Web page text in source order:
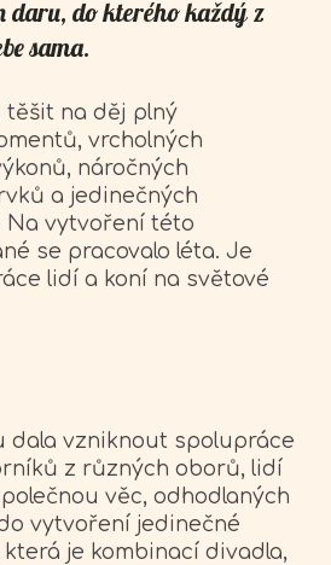
daru, do kterého každý z
sama.
těšit na děj plný
vrcholných
náročných
a jedinečných
Na vytvoření této
se pracovalo léta. Je
lidí a koní na světové
dala vzniknout spolupráce
z různých oborů, lidí
věc, odhodlaných
vytvoření jedinečné
je kombinací divadla,